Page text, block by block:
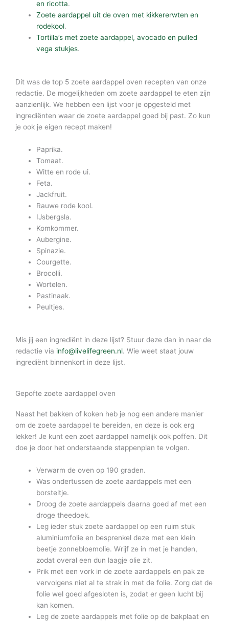
en ricotta.
Zoete aardappel uit de oven met kikkererwten en
rodekool.
Tortilla’s met zoete aardappel, avocado en pulled
vega stukjes.
Dit was de top 5 zoete aardappel oven recepten van onze
redactie. De mogelijkheden om zoete aardappel te eten zijn
aanzienlijk. We hebben een lijst voor je opgesteld met
ingrediënten waar de zoete aardappel goed bij past. Zo kun
je ook je eigen recept maken!
Paprika.
Tomaat.
Witte en rode ui.
Feta.
Jackfruit.
Rauwe rode kool.
IJsbergsla.
Komkommer.
Aubergine.
Spinazie.
Courgette.
Brocolli.
Wortelen.
Pastinaak.
Peultjes.
Mis jij een ingrediënt in deze lijst? Stuur deze dan in naar de
redactie via info@livelifegreen.nl. Wie weet staat jouw
ingrediënt binnenkort in deze lijst.
Gepofte zoete aardappel oven
Naast het bakken of koken heb je nog een andere manier
om de zoete aardappel te bereiden, en deze is ook erg
lekker! Je kunt een zoet aardappel namelijk ook poffen. Dit
doe je door het onderstaande stappenplan te volgen.
Verwarm de oven op 190 graden.
Was ondertussen de zoete aardappels met een
borsteltje.
Droog de zoete aardappels daarna goed af met een
droge theedoek.
Leg ieder stuk zoete aardappel op een ruim stuk
aluminiumfolie en besprenkel deze met een klein
beetje zonnebloemolie. Wrijf ze in met je handen,
zodat overal een dun laagje olie zit.
Prik met een vork in de zoete aardappels en pak ze
vervolgens niet al te strak in met de folie. Zorg dat de
folie wel goed afgesloten is, zodat er geen lucht bij
kan komen.
Leg de zoete aardappels met folie op de bakplaat en